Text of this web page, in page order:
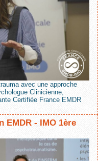
avec une approche
Clinicienne,
Certifiée France EMDR
EMDR - IMO 1ère